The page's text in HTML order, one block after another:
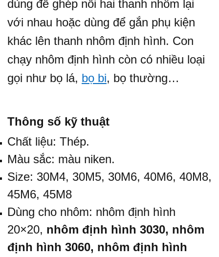
dùng để ghép nối hai thanh nhôm lại
với nhau hoặc dùng để gắn phụ kiện
khác lên thanh nhôm định hình. Con
chạy nhôm định hình còn có nhiều loại
gọi như bọ lá, bọ bi, bọ thường…
Thông số kỹ thuật
Chất liệu: Thép.
Màu sắc: màu niken.
Size: 30M4, 30M5, 30M6, 40M6, 40M8,
45M6, 45M8
Dùng cho nhôm: nhôm định hình
20×20, nhôm định hình 3030, nhôm
định hình 3060, nhôm định hình